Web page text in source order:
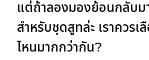
แต่ถ้าลองมองย้อนกลับม
สำหรับชุดสูทล่ะ เราควร
ไหนมากกว่ากัน?